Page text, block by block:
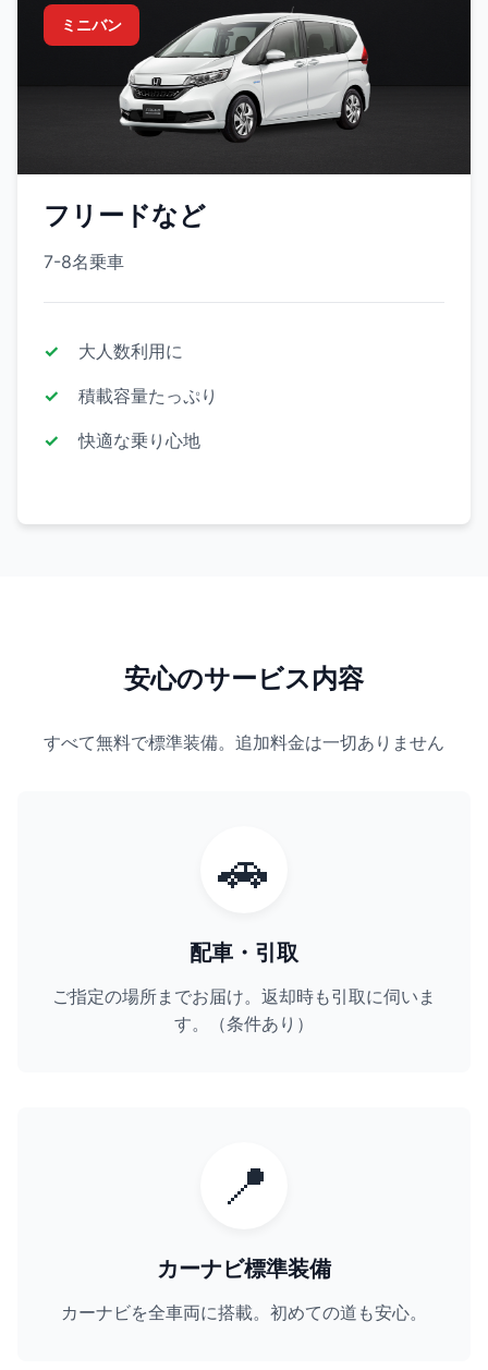
ミニバン
フリードなど
7-8名乗車
大人数利用に
積載容量たっぷり
快適な乗り心地
安心のサービス内容
すべて無料で標準装備。追加料金は一切ありません
🚗
配車・引取
ご指定の場所までお届け。返却時も引取に伺いま
す。（条件あり）
📍
カーナビ標準装備
カーナビを全車両に搭載。初めての道も安心。